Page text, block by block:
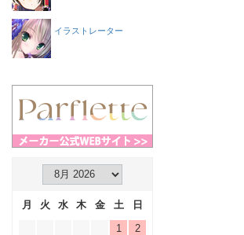
イラストレーター
月 火 水 木 金 土
日
1
2